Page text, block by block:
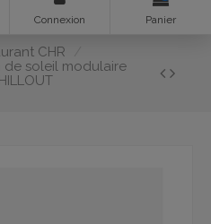
Connexion Panier
CHR
de soleil modulaire